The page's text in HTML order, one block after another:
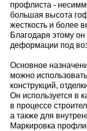
профлиста -
большая высота
жесткость и более
Благодаря этому
деформации под
Основное
можно
конструкций,
Он используется в
в процессе
а также для
Маркировка